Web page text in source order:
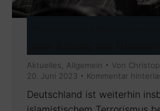
Aktuelles Allgemein Von
20. Juni 2023
Kommentar
Deutschland ist weiterhin